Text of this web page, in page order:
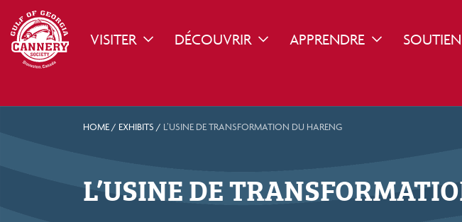
VISITER TOGGLE DROPDOWN
DÉCOUVRIR TOGGLE DROPDOWN
APPRENDRE TOGGLESOUTIEN
HOME / EXHIBITS / L’USINE DE TRANSFORMATION DU HARENG
L’USINE DE